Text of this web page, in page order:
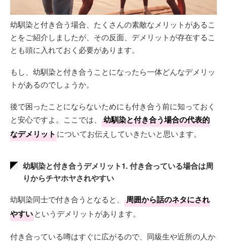
幼馴染と付き合う場合、たくさんの素敵なメリットがあるこ
とをご紹介しましたが、その反面、デメリットが存在するこ
とも頭に入れておく必要があります。
もし、幼馴染と付き合うことになったら一体どんなデメリッ
トがあるのでしょうか。
後で困ったことにならないためにも付き合う前に知っておく
と安心ですよ。ここでは、
幼馴染と付き合う場合の代表的
なデメリットについてお伝えしていきたいと思います。
幼馴染と付き合うデメリット1. 付き合っている場合は周
りからチヤホヤされやすい
幼馴染同士で付き合うとなると、
周囲から話のネタにされ
やすいというデメリットがあります。
付き合っている噂はすぐに広がるので、同級生や近所の人か